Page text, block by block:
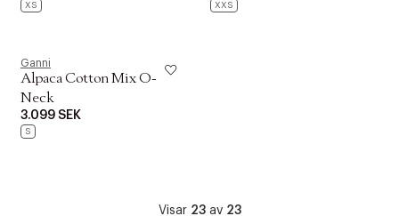
XS XXS
Ganni
Alpaca Cotton Mix O-
Neck
3.099 SEK
S
Visar 23av 23